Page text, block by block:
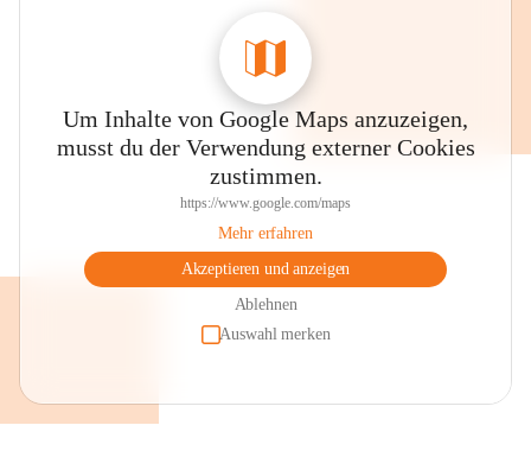
Um Inhalte von Google Maps anzuzeigen,
musst du der Verwendung externer Cookies
zustimmen.
https://www.google.com/maps
Mehr erfahren
Akzeptieren und anzeigen
Ablehnen
Auswahl merken